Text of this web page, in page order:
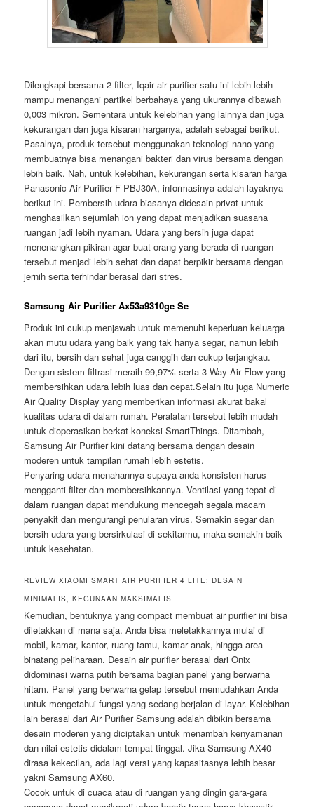
Dilengkapi bersama 2 filter, Iqair air purifier satu ini lebih-lebih
mampu menangani partikel berbahaya yang ukurannya dibawah
0,003 mikron. Sementara untuk kelebihan yang lainnya dan juga
kekurangan dan juga kisaran harganya, adalah sebagai berikut.
Pasalnya, produk tersebut menggunakan teknologi nano yang
membuatnya bisa menangani bakteri dan virus bersama dengan
lebih baik. Nah, untuk kelebihan, kekurangan serta kisaran harga
Panasonic Air Purifier F-PBJ30A, informasinya adalah layaknya
berikut ini. Pembersih udara biasanya didesain privat untuk
menghasilkan sejumlah ion yang dapat menjadikan suasana
ruangan jadi lebih nyaman. Udara yang bersih juga dapat
menenangkan pikiran agar buat orang yang berada di ruangan
tersebut menjadi lebih sehat dan dapat berpikir bersama dengan
jernih serta terhindar berasal dari stres.
Samsung Air Purifier Ax53a9310ge Se
Produk ini cukup menjawab untuk memenuhi keperluan keluarga
akan mutu udara yang baik yang tak hanya segar, namun lebih
dari itu, bersih dan sehat juga canggih dan cukup terjangkau.
Dengan sistem filtrasi meraih 99,97% serta 3 Way Air Flow yang
membersihkan udara lebih luas dan cepat.Selain itu juga Numeric
Air Quality Display yang memberikan informasi akurat bakal
kualitas udara di dalam rumah. Peralatan tersebut lebih mudah
untuk dioperasikan berkat koneksi SmartThings. Ditambah,
Samsung Air Purifier kini datang bersama dengan desain
moderen untuk tampilan rumah lebih estetis.
Penyaring udara menahannya supaya anda konsisten harus
mengganti filter dan membersihkannya. Ventilasi yang tepat di
dalam ruangan dapat mendukung mencegah segala macam
penyakit dan mengurangi penularan virus. Semakin segar dan
bersih udara yang bersirkulasi di sekitarmu, maka semakin baik
untuk kesehatan.
REVIEW XIAOMI SMART AIR PURIFIER 4 LITE: DESAIN
MINIMALIS, KEGUNAAN MAKSIMALIS
Kemudian, bentuknya yang compact membuat air purifier ini bisa
diletakkan di mana saja. Anda bisa meletakkannya mulai di
mobil, kamar, kantor, ruang tamu, kamar anak, hingga area
binatang peliharaan. Desain air purifier berasal dari Onix
didominasi warna putih bersama bagian panel yang berwarna
hitam. Panel yang berwarna gelap tersebut memudahkan Anda
untuk mengetahui fungsi yang sedang berjalan di layar. Kelebihan
lain berasal dari Air Purifier Samsung adalah dibikin bersama
desain moderen yang diciptakan untuk menambah kenyamanan
dan nilai estetis didalam tempat tinggal. Jika Samsung AX40
dirasa kekecilan, ada lagi versi yang kapasitasnya lebih besar
yakni Samsung AX60.
Cocok untuk di cuaca atau di ruangan yang dingin gara-gara